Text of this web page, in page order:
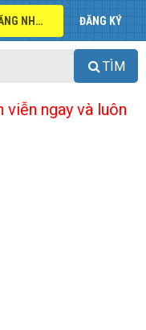
ĐĂNG NHẬP ĐĂNG KÝ
TÌM
ngay và luôn